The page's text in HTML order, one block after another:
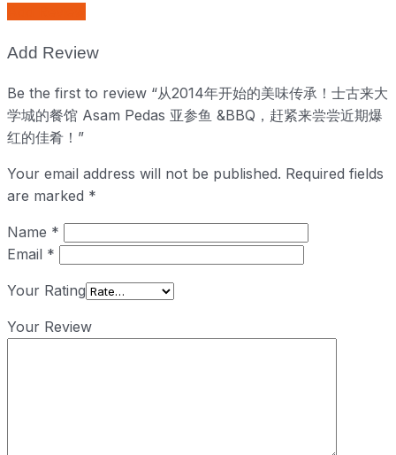
Add Review
Be the first to review “从2014年开始的美味传承！士古来大
学城的餐馆 Asam Pedas 亚参鱼 &BBQ，赶紧来尝尝近期爆
红的佳肴！”
Your email address will not be published. Required fields
are marked *
Name *
Email *
Your Rating
Your Review